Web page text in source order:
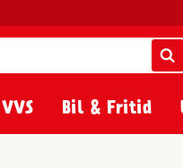
VVS Bil & Fritid